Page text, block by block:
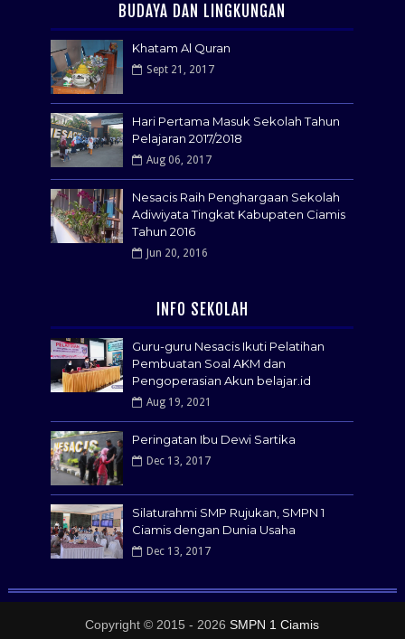
BUDAYA DAN LINGKUNGAN
Khatam Al Quran
Sept 21, 2017
Hari Pertama Masuk Sekolah Tahun
Pelajaran 2017/2018
Aug 06, 2017
Nesacis Raih Penghargaan Sekolah
Adiwiyata Tingkat Kabupaten Ciamis
Tahun 2016
Jun 20, 2016
INFO SEKOLAH
Guru-guru Nesacis Ikuti Pelatihan
Pembuatan Soal AKM dan
Pengoperasian Akun belajar.id
Aug 19, 2021
Peringatan Ibu Dewi Sartika
Dec 13, 2017
Silaturahmi SMP Rujukan, SMPN 1
Ciamis dengan Dunia Usaha
Dec 13, 2017
Copyright © 2015 - 2026SMPN 1 Ciamis